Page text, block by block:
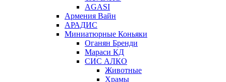
AGASI
Армения Вайн
АРАДИС
Миниатюрные Коньяки
Оганян Бренди
Мараси КД
СИС АЛКО
Животные
Храмы